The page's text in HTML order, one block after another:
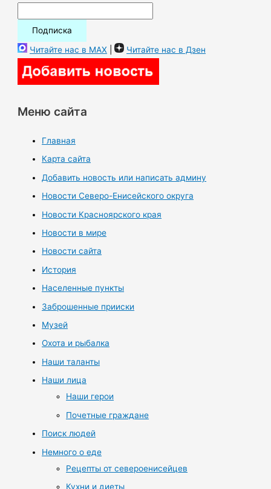
Читайте нас в MAX | Читайте нас в Дзен
Меню сайта
Главная
Карта сайта
Добавить новость или написать админу
Новости Северо-Енисейского округа
Новости Красноярского края
Новости в мире
Новости сайта
История
Населенные пункты
Заброшенные прииски
Музей
Охота и рыбалка
Наши таланты
Наши лица
Наши герои
Почетные граждане
Поиск людей
Немного о еде
Рецепты от североенисейцев
Кухни и диеты